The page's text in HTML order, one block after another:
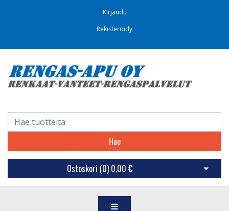
Kirjaudu
Rekisteröidy
Hae
Ostoskori (0) 0,00 € Avaa